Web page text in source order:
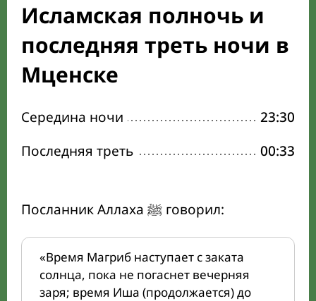
Исламская полночь и
последняя треть ночи в
Мценске
Середина ночи
23:30
Последняя треть
00:33
Посланник Аллаха ﷺ говорил:
«Время Магриб наступает с заката
солнца, пока не погаснет вечерняя
заря; время Иша (продолжается) до